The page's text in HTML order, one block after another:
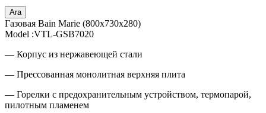
Ara
Газовая Bain Marie (800x730x280)
Model :VTL-GSB7020
— Корпус из нержавеющей стали
— Прессованная монолитная верхняя плита
— Горелки с предохранительным устройством, термопарой,
пилотным пламенем